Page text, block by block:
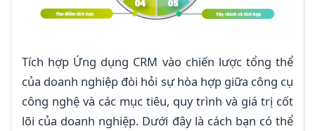
Tích hợp Ứng dụng CRM vào chiến lược tổng thể
của doanh nghiệp đòi hỏi sự hòa hợp giữa công cụ
công nghệ và các mục tiêu, quy trình và giá trị cốt
lõi của doanh nghiệp. Dưới đây là cách bạn có thể